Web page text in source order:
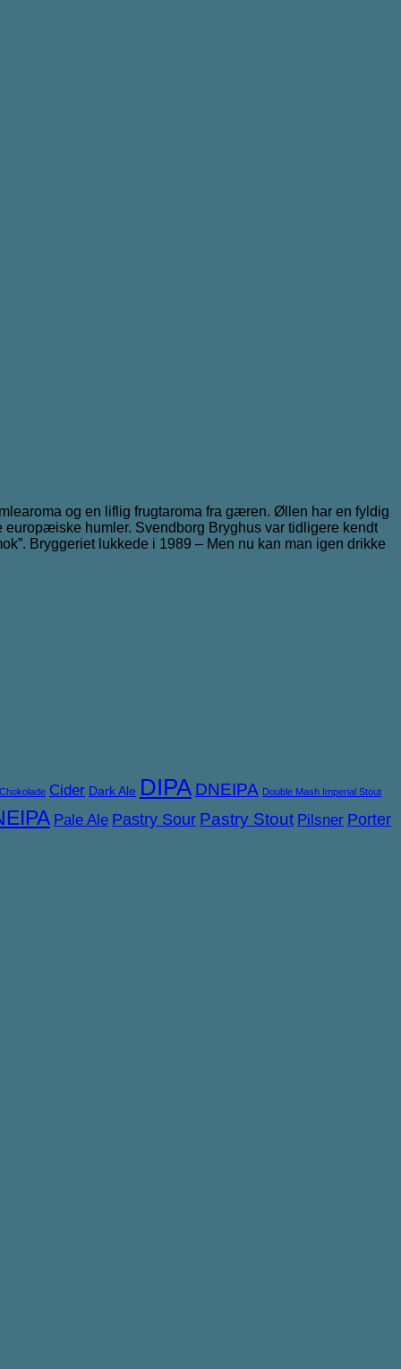
og en liflig frugtaroma fra gæren. Øllen har en fyldig
humler. Svendborg Bryghus var tidligere kendt
Bryggeriet lukkede i 1989 – Men nu kan man igen drikke
Chokolade Cider Dark Ale DIPA DNEIPA Double Mash Imperial Stout
Pale Ale Pastry Sour Pastry Stout Pilsner Porter